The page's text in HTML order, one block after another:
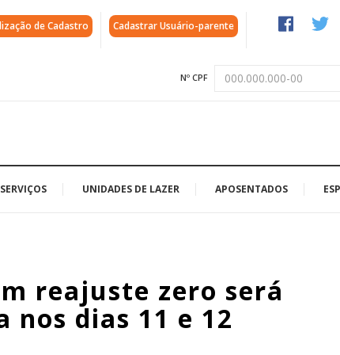
de Cadastro Cadastrar Usuário-parente
Nº CPF
SERVIÇOS UNIDADES DE LAZER APOSENTADOS
reajuste zero será
nos dias 11 e 12